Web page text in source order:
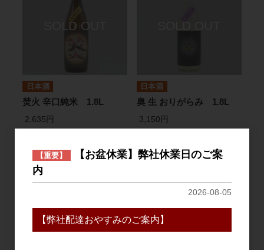
日本酒
焚火 辛口純米 1.8L
2,635円
日本酒
奥 生 おりがらみ 1.8L
3,150円
【重要】
【お盆休業】弊社休業日のご案
内
2026-08-05
【弊社配達おやすみのご案内】